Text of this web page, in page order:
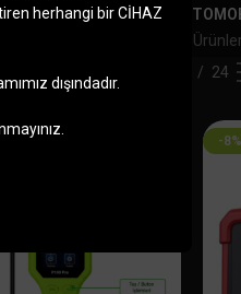
MOTOMASTEROBDSTAR
7 Ürünler
24
-8%
herhangi bir CİHAZ
dışındadır.